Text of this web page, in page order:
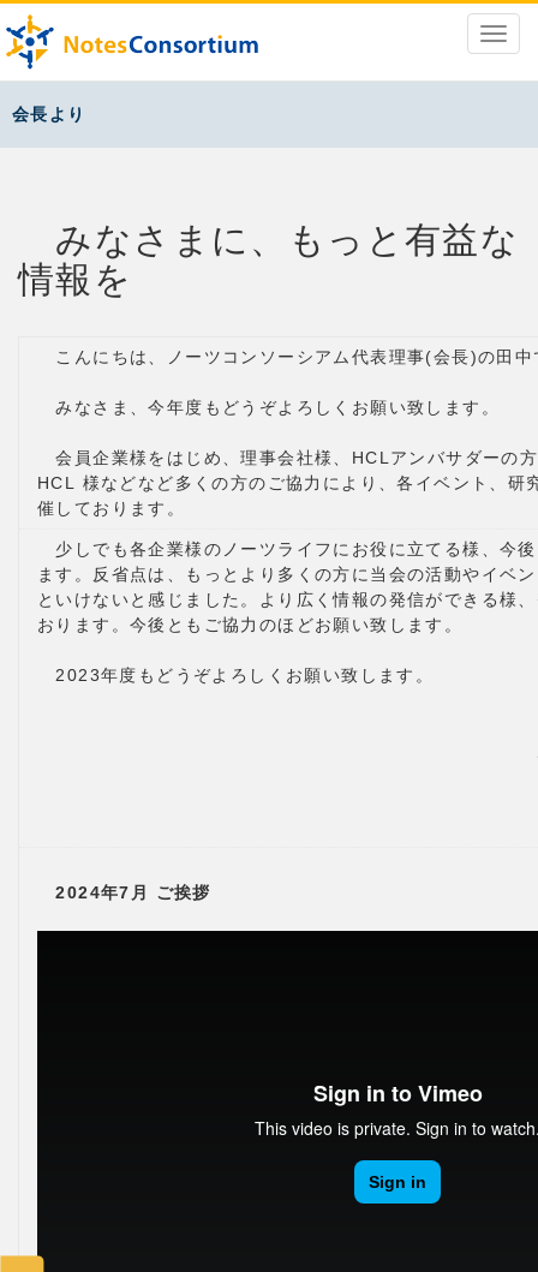
会長より
みなさまに、もっと有益な
情報を
こんにちは、ノーツコンソーシアム代表理事(会長)の田中
みなさま、今年度もどうぞよろしくお願い致します。
会員企業様をはじめ、理事会社様、HCLアンバサダーの
HCL 様などなど多くの方のご協力により、各イベント、研
催しております。
少しでも各企業様のノーツライフにお役に立てる様、今
ます。反省点は、もっとより多くの方に当会の活動やイベ
といけないと感じました。より広く情報の発信ができる様
おります。今後ともご協力のほどお願い致します。
2023年度もどうぞよろしくお願い致します。
2024年7月 ご挨拶